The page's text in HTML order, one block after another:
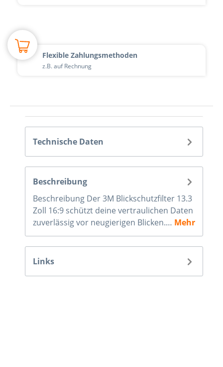
Flexible Zahlungsmethoden
z.B. auf Rechnung
Technische Daten
Beschreibung
Beschreibung Der 3M Blickschutzfilter 13.3
Zoll 16:9 schützt deine vertraulichen Daten
zuverlässig vor neugierigen Blicken.… Mehr
Links